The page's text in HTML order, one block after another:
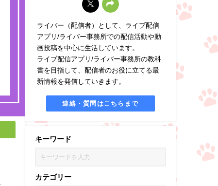
ライバー（配信者）として、ライブ配信
アプリ/ライバー事務所での配信活動や動
画投稿を中心に生活しています。
ライブ配信アプリ/ライバー事務所の教科
書を目指して、配信者のお役に立てる最
新情報を発信していきます。
連絡・質問はこちらまで
キーワード
カテゴリー